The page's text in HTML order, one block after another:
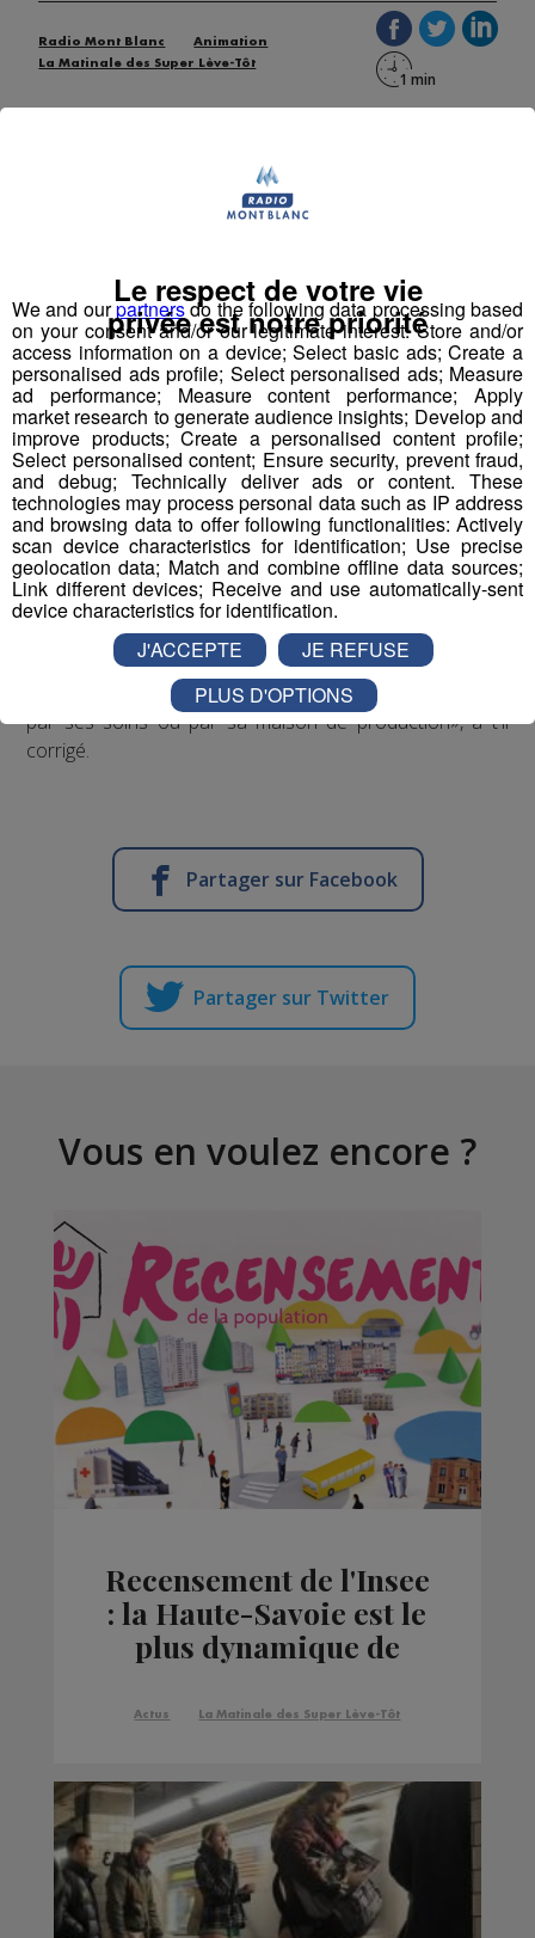
Radio Mont Blanc
Animation
La Matinale des Super Lève-Tôt
Selon La lettre de l'Expansion, la prestation du chanteur
place de la république le 10 janvier en hommage aux
victimes des attentats aurait coûté 30 000 euros !
Et selon le responsable presse de la Mairie de Paris, «Le
coût pour la mairie de Paris a été de 17 000 euros. Le
chiffre correspond essentiellement à des dépenses
techniques : la scène, le câblage, les techniciens. Le reste
- le déplacement du chanteur notamment - a été réglé
par ses soins ou par sa maison de production», a t'il
corrigé.
Partager sur Facebook
Partager sur Twitter
Vous en voulez encore ?
Recensement de l'Insee
: la Haute-Savoie est le
plus dynamique de
Actus La Matinale des Super Lève-Tôt
We and ourpartnersdo the following data processing based
on your consent and/or our legitimate interest: Store and/or
access information on a device; Select basic ads; Create a
personalised ads profile; Select personalised ads; Measure
ad performance; Measure content performance; Apply
market research to generate audience insights; Develop and
improve products; Create a personalised content profile;
Select personalised content; Ensure security, prevent fraud,
and debug; Technically deliver ads or content. These
technologies may process personal data such as IP address
and browsing data to offer following functionalities: Actively
scan device characteristics for identification; Use precise
geolocation data; Match and combine offline data sources;
Link different devices; Receive and use automatically-sent
device characteristics for identification.
Le respect de votre vie
privée est notre priorité
J'ACCEPTE
JE REFUSE
PLUS D'OPTIONS